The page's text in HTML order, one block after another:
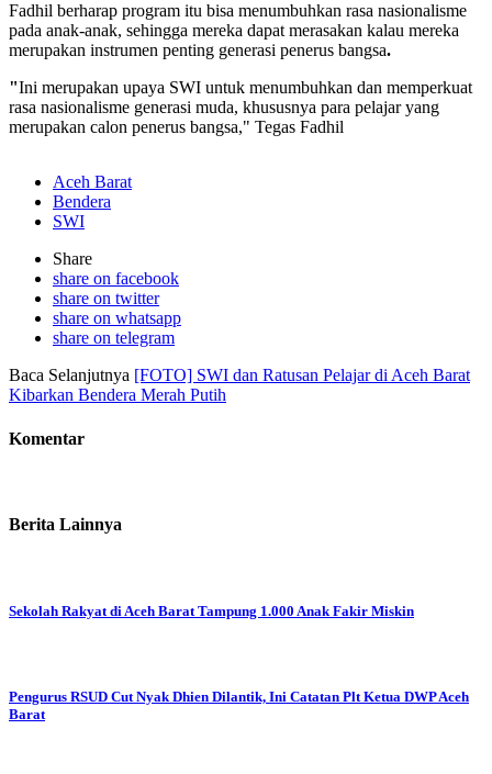
Fadhil berharap program itu bisa menumbuhkan rasa nasionalisme
pada anak-anak, sehingga mereka dapat merasakan kalau mereka
merupakan instrumen penting generasi penerus bangsa.
"Ini merupakan upaya SWI untuk menumbuhkan dan memperkuat
rasa nasionalisme generasi muda, khususnya para pelajar yang
merupakan calon penerus bangsa," Tegas Fadhil
Aceh Barat
Bendera
SWI
Share
share on facebook
share on twitter
share on whatsapp
share on telegram
Baca Selanjutnya [FOTO] SWI dan Ratusan Pelajar di Aceh Barat
Kibarkan Bendera Merah Putih
Komentar
Berita Lainnya
Sekolah Rakyat di Aceh Barat Tampung 1.000 Anak Fakir Miskin
Pengurus RSUD Cut Nyak Dhien Dilantik, Ini Catatan Plt Ketua DWP Aceh
Barat